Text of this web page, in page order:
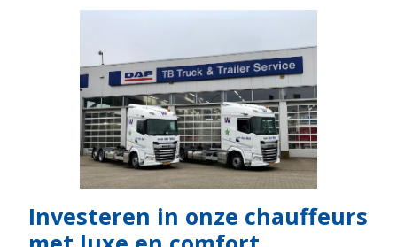
Investeren in onze chauffeurs